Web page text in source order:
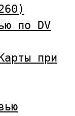
по DV
при